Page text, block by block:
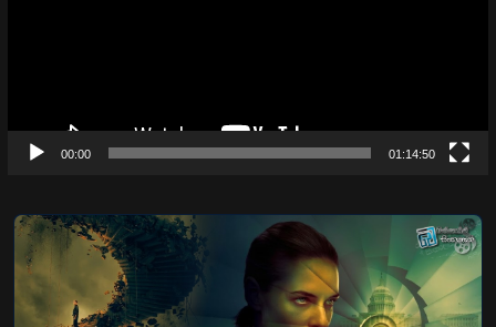
00:00 01:14:50